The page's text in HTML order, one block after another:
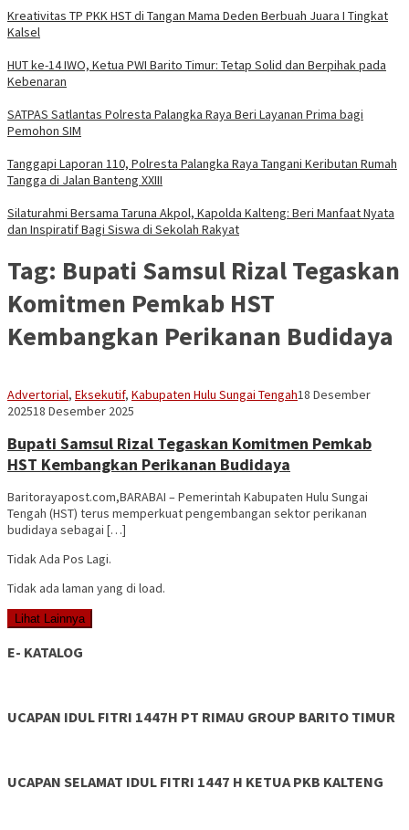
Kreativitas TP PKK HST di Tangan Mama Deden Berbuah Juara I Tingkat
Kalsel
HUT ke-14 IWO, Ketua PWI Barito Timur: Tetap Solid dan Berpihak pada
Kebenaran
SATPAS Satlantas Polresta Palangka Raya Beri Layanan Prima bagi
Pemohon SIM
Tanggapi Laporan 110, Polresta Palangka Raya Tangani Keributan Rumah
Tangga di Jalan Banteng XXIII
Silaturahmi Bersama Taruna Akpol, Kapolda Kalteng: Beri Manfaat Nyata
dan Inspiratif Bagi Siswa di Sekolah Rakyat
Tag: Bupati Samsul Rizal Tegaskan
Komitmen Pemkab HST
Kembangkan Perikanan Budidaya
Advertorial, Eksekutif, Kabupaten Hulu Sungai TengahVananta
18 Desember
202518 Desember 2025
Bupati Samsul Rizal Tegaskan Komitmen Pemkab
HST Kembangkan Perikanan Budidaya
Baritorayapost.com,BARABAI – Pemerintah Kabupaten Hulu Sungai
Tengah (HST) terus memperkuat pengembangan sektor perikanan
budidaya sebagai […]
Tidak Ada Pos Lagi.
Tidak ada laman yang di load.
Lihat Lainnya
E- KATALOG
UCAPAN IDUL FITRI 1447H PT RIMAU GROUP BARITO TIMUR
UCAPAN SELAMAT IDUL FITRI 1447 H KETUA PKB KALTENG